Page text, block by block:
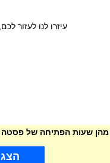
עיזרו לנו לעזור
מהן שעות הפתיחה של